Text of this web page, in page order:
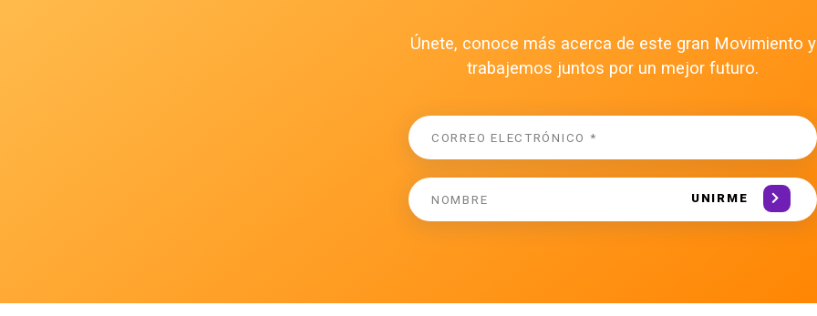
Únete, conoce más acerca de este gran Movimiento y
trabajemos juntos por un mejor futuro.
UNIRME